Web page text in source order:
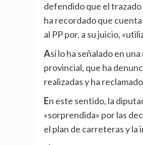
defendido que el trazado
ha recordado que
al PP por, a su juicio,
Así lo ha señalado en una nota en respuesta a las acusaciones del Grupo Popular en la institución
provincial, que ha
realizadas y ha
En este sentido, la diputada del gobierno provincial y responsable del área de carreteras se ha mostrado
«sorprendida» por las
el plan de carreteras y la